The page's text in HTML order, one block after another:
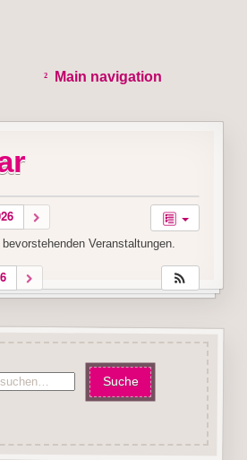
Main navigation
Veranstaltungen.